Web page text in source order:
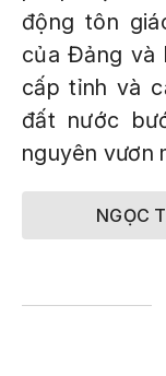
động tôn
của Đảng và
cấp tỉnh và
đất nước
nguyên vươn
NGỌC